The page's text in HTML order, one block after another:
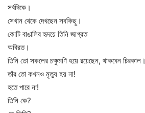
সর্বদিকে।
সেখান থেকে দেখছেন সবকিছু।
কোটি বাঙালির হৃদয়ে তিনি জাগ্রত
অবিরত।
তিনি তো সকলের চক্ষুমণি হয়ে রয়েছেন, থাকবেন চিরকাল।
তাঁর তো কখনও মৃত্যু হয় না!
হতে পারে না!
তিনি কে?